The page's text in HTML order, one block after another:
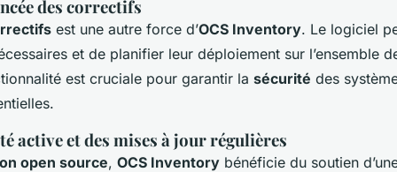
des correctifs
est une autre force d’OCS Inventory. Le logiciel
et de planifier leur déploiement sur l’ensemble
est cruciale pour garantir la sécurité des
active et des mises à jour régulières
open source, OCS Inventory bénéficie du soutien